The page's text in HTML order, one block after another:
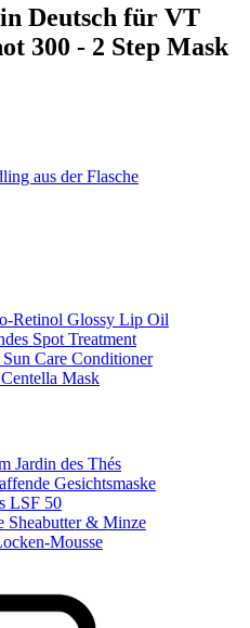
Deutsch für VT
300 - 2 Step Mask
aus der Flasche
Retinol Glossy Lip Oil
Spot Treatment
Care Conditioner
Mask
Jardin des Thés
Gesichtsmaske
LSF 50
Sheabutter & Minze
Mousse